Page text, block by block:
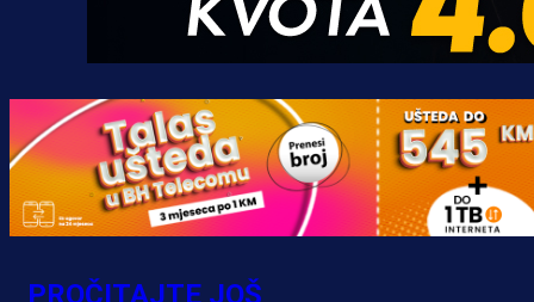
Promo vijesti
Počinje Premijer liga BiH: Pronađi
specijale i iskoristi jedinstvenu
ponudu
PROČITAJTE JOŠ